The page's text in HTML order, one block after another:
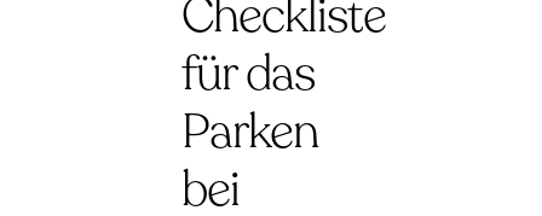
Checkliste
für das
Parken
bei